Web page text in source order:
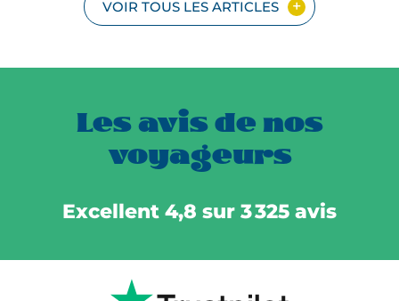
VOIR TOUS LES ARTICLES
Les avis de nos
voyageurs
Excellent 4,8 sur 3 325 avis